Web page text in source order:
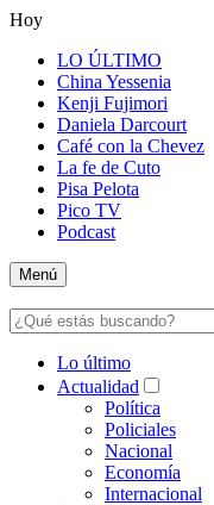
Hoy
LO ÚLTIMO
China Yessenia
Kenji Fujimori
Daniela Darcourt
Café con la Chevez
La fe de Cuto
Pisa Pelota
Pico TV
Podcast
Menú
Lo último
Actualidad
Política
Policiales
Nacional
Economía
Internacional